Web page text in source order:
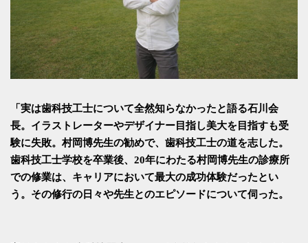
「実は歯科技工士について全然知らなかったと語る石川会
長。イラストレーターやデザイナー目指し美大を目指すも受
験に失敗。村岡博先生の勧めで、歯科技工士の道を志した。
歯科技工士学校を卒業後、20年にわたる村岡博先生の診療所
での修業は、キャリアにおいて最大の成功体験だったとい
う。その修行の日々や先生とのエピソードについて伺った。